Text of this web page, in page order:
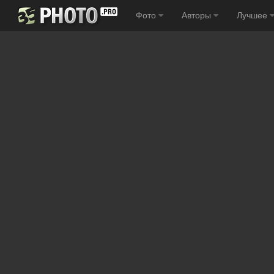
Фото Авторы Лучшее